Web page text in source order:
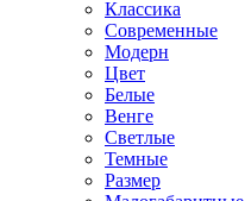
Классика
Современные
Модерн
Цвет
Белые
Венге
Светлые
Темные
Размер